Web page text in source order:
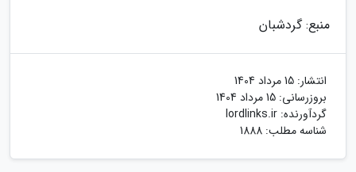
منبع: گردشبان
انتشار: 15 مرداد 1404
بروزرسانی: 15 مرداد 1404
گردآورنده: lordlinks.ir
شناسه مطلب: 1888